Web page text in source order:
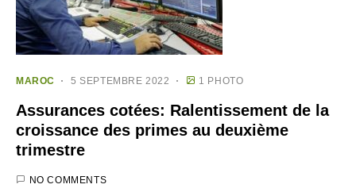
MAROC 5 SEPTEMBRE 2022 1 PHOTO
Assurances cotées: Ralentissement de la
croissance des primes au deuxième
trimestre
NO COMMENTS